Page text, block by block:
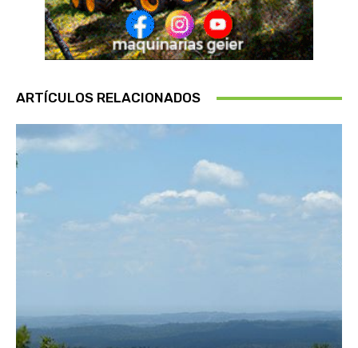
ARTÍCULOS RELACIONADOS